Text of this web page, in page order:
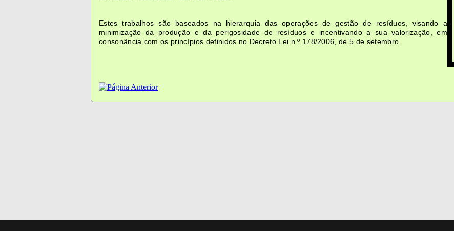
Estes trabalhos são baseados na hierarquia das operações de gestão de resíduos, visando a
minimização da produção e da perigosidade de resíduos e incentivando a sua valorização, em
consonância com os princípios definidos no Decreto Lei n.º 178/2006, de 5 de setembro.